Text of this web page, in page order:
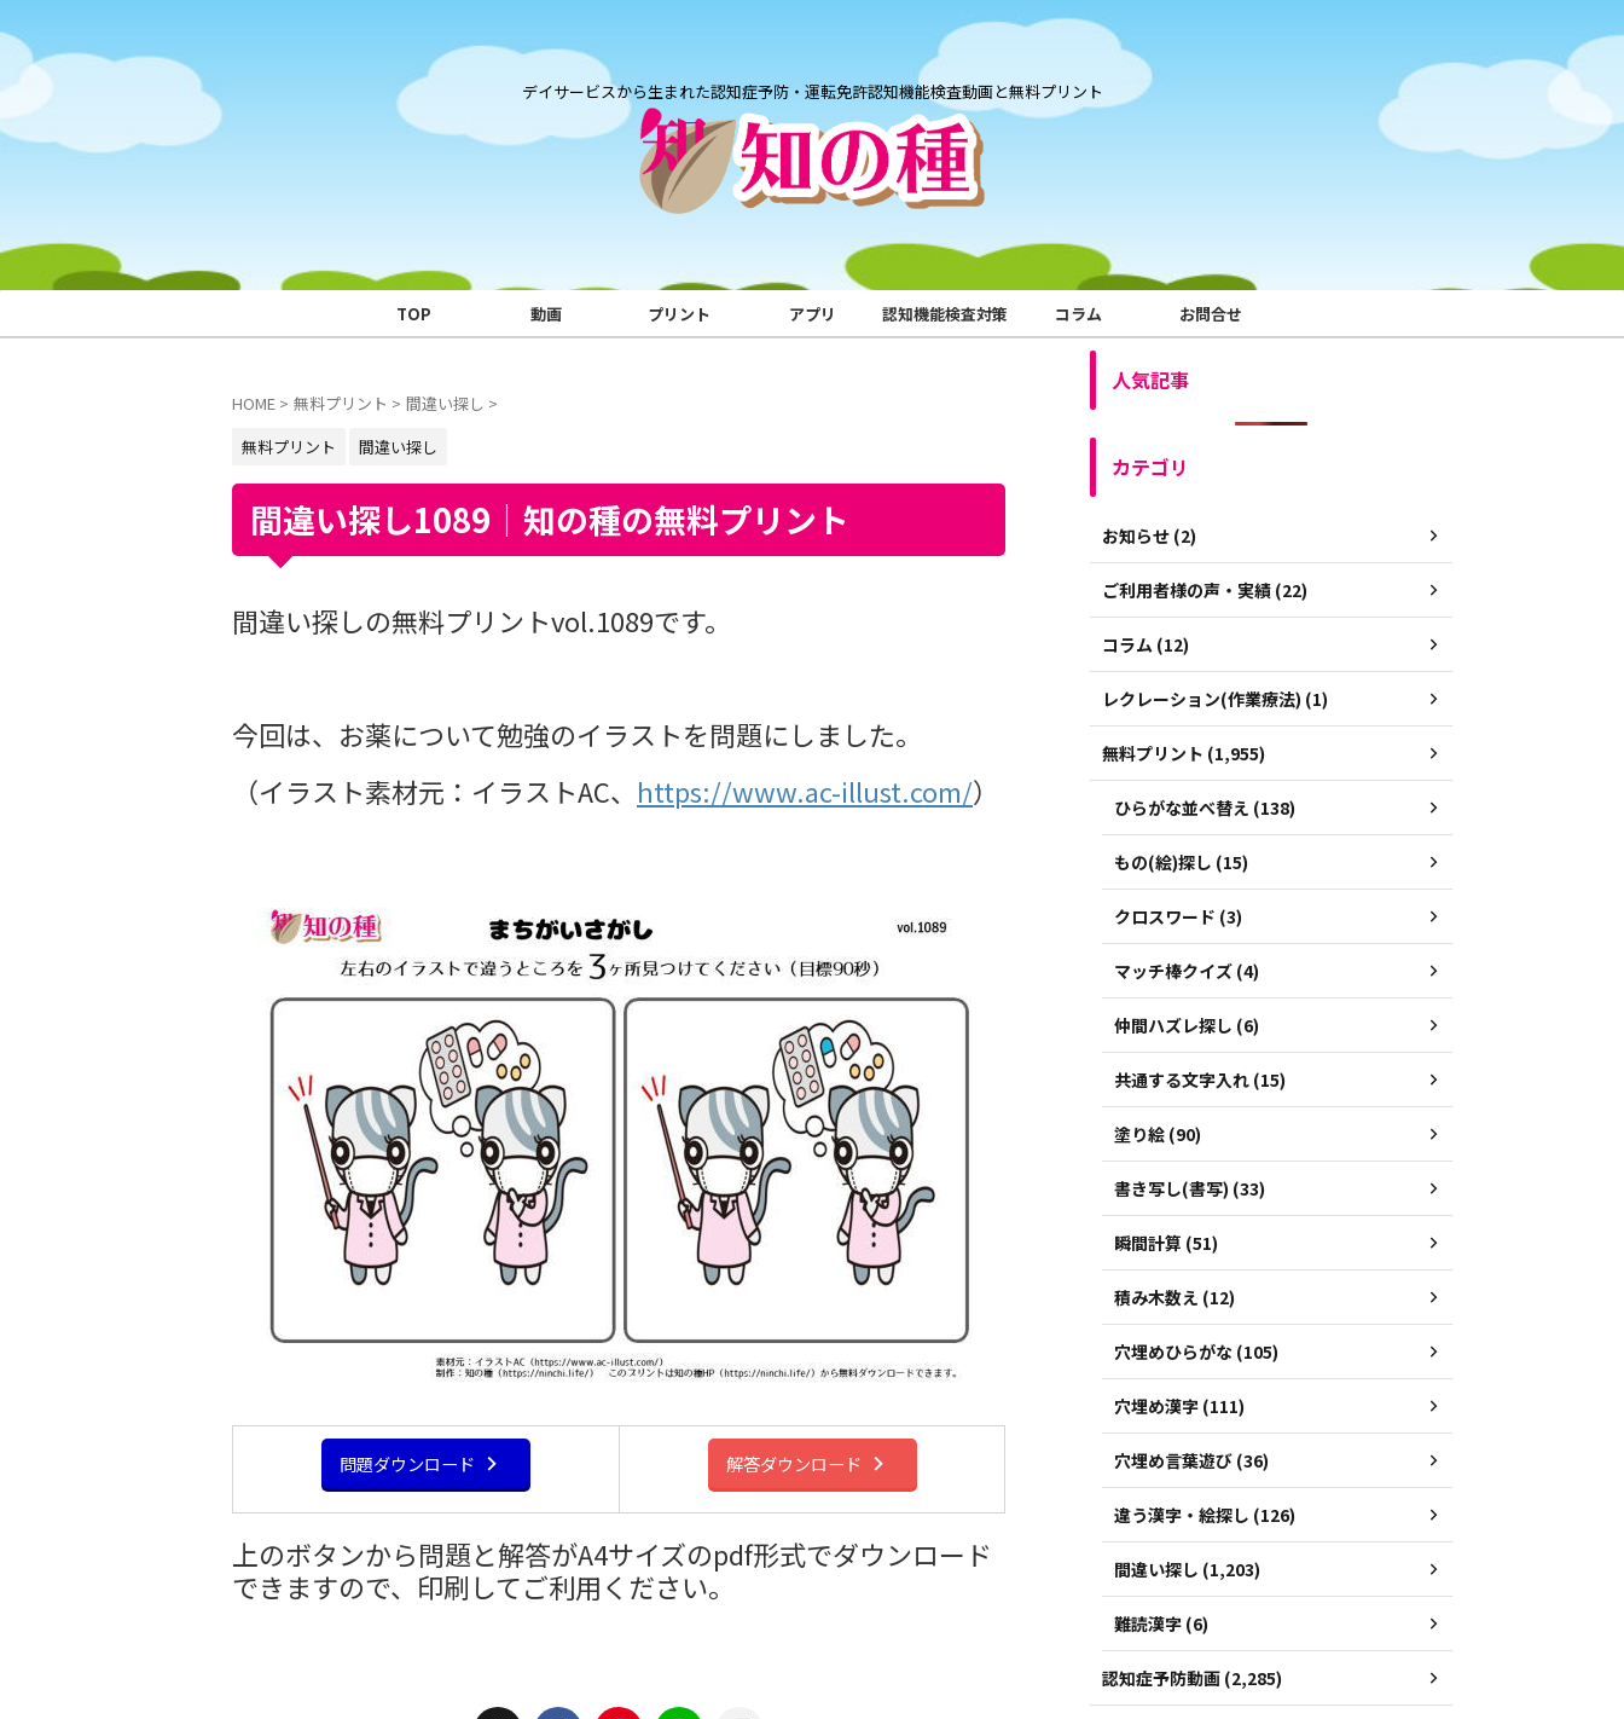
デイサービスから生まれた認知症予防・運転免許認知機能検査動画と無料プリント
TOP 動画 プリント アプリ 認知機能検査対策 コラム お問合せ
HOME > 無料プリント > 間違い探し >
無料プリント
間違い探し
間違い探し1089｜知の種の無料プリント
間違い探しの無料プリントvol.1089です。
今回は、お薬について勉強のイラストを問題にしました。
（イラスト素材元：イラストAC、 https://www.ac-illust.com/）
問題ダウンロード 解答ダウンロード
上のボタンから問題と解答がA4サイズのpdf形式でダウンロード
できますので、印刷してご利用ください。
人気記事
カテゴリ
お知らせ (2)
ご利用者様の声・実績 (22)
コラム (12)
レクレーション(作業療法) (1)
無料プリント (1,955)
ひらがな並べ替え (138)
もの(絵)探し (15)
クロスワード (3)
マッチ棒クイズ (4)
仲間ハズレ探し (6)
共通する文字入れ (15)
塗り絵 (90)
書き写し(書写) (33)
瞬間計算 (51)
積み木数え (12)
穴埋めひらがな (105)
穴埋め漢字 (111)
穴埋め言葉遊び (36)
違う漢字・絵探し (126)
間違い探し (1,203)
難読漢字 (6)
認知症予防動画 (2,285)